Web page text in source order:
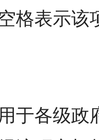
格表示该
于各级政